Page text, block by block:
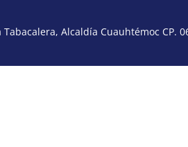
Alcaldía Cuauhtémoc CP.